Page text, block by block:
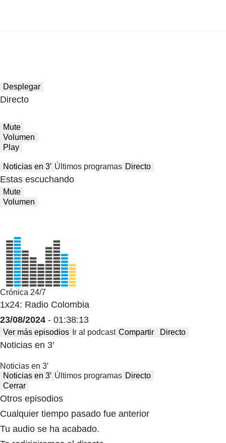
Desplegar
Directo
Mute
Volumen
Play
Noticias en 3′ Últimos programas Directo
Estas escuchando
Mute
Volumen
Crónica 24/7
1x24: Radio Colombia
23/08/2024 - 01:38:13
Ver más episodios Ir al podcast Compartir Directo
Noticias en 3′
Noticias en 3′
Noticias en 3′ Últimos programas Directo
Cerrar
Otros episodios
Cualquier tiempo pasado fue anterior
Tu audio se ha acabado.